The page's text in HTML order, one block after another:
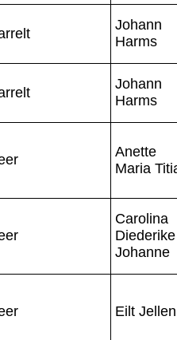
Johann
Harms
Johann
Harms
Anette
Maria
Carolina
Diederike
Johanne
Eilt Jellen